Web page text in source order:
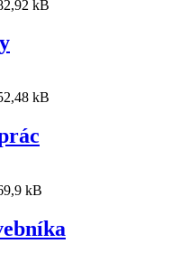
kB
kB
kB